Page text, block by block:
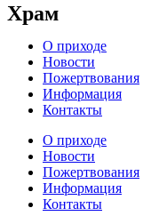
Храм
О приходе
Новости
Пожертвования
Информация
Контакты
О приходе
Новости
Пожертвования
Информация
Контакты